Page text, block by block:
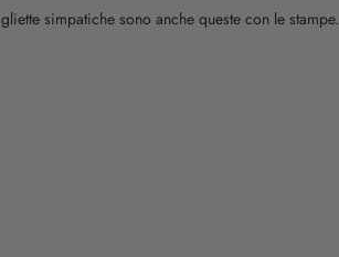
simpatiche sono anche queste con le stampe.